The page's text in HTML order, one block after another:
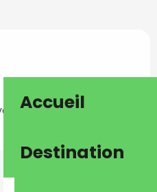
Accueil
Destination
temps